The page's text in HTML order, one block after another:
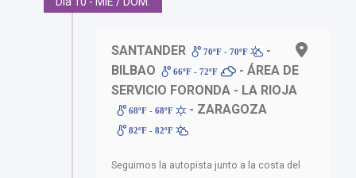
SANTANDER 70ºF - 70ºF
-
BILBAO
66ºF - 72ºF
- ÁREA DE
SERVICIO FORONDA - LA RIOJA
68ºF - 68ºF - ZARAGOZA
82ºF - 82ºF
Seguimos la autopista junto a la costa del